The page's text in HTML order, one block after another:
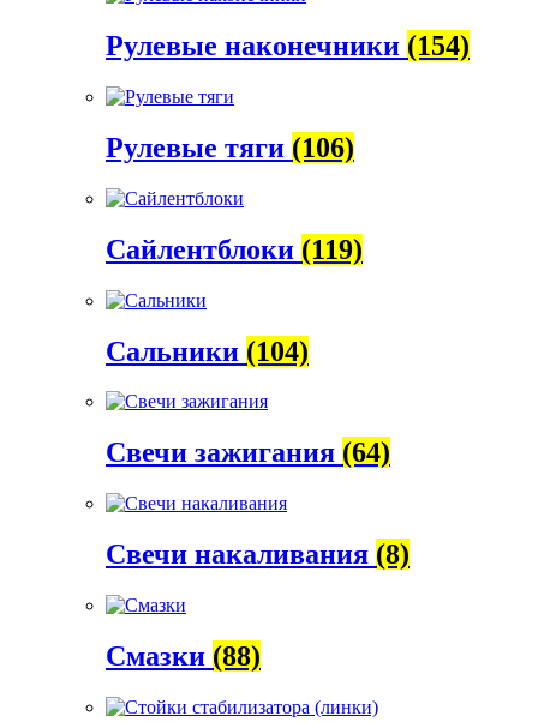
Рулевые наконечники (154)
Рулевые тяги (106)
Сайлентблоки (119)
Сальники (104)
Свечи зажигания (64)
Свечи накаливания (8)
Смазки (88)